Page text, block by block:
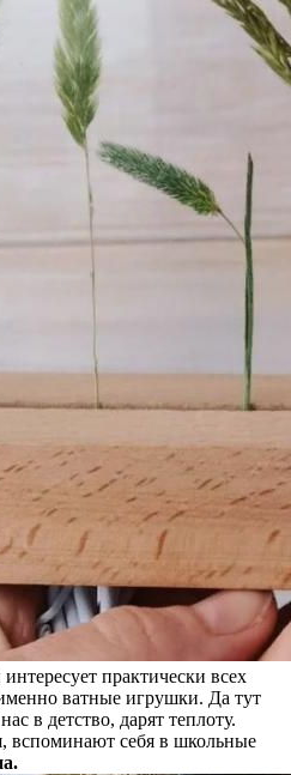
практически всех
ватные игрушки. Да тут
в детство, дарят теплоту.
вспоминают себя в школьные